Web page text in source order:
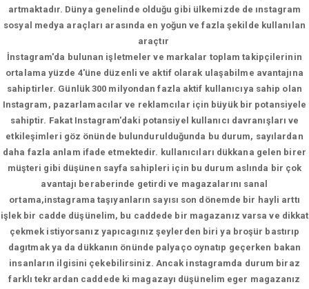
artmaktadır. Dünya genelinde olduğu gibi ülkemizde de ınstagram
sosyal medya araçları arasında en yoğun ve fazla şekilde kullanılan
araçtır
İnstagram'da bulunan işletmeler ve markalar toplam takipçilerinin
ortalama yüzde 4'üne düzenli ve aktif olarak ulaşabilme avantajına
sahiptirler. Günlük 300 milyondan fazla aktif kullanıcıya sahip olan
Instagram, pazarlamacılar ve reklamcılar için büyük bir potansiyele
sahiptir. Fakat Instagram'daki potansiyel kullanıcı davranışları ve
etkileşimleri göz önünde bulundurulduğunda bu durum, sayılardan
daha fazla anlam ifade etmektedir. kullanıcıları dükkana gelen birer
müşteri gibi düşünen sayfa sahipleri için bu durum aslında bir çok
avantajı beraberinde getirdi ve magazalarını sanal
ortama,instagrama taşıyanların sayısı son dönemde bir hayli arttı
işlek bir cadde düşünelim, bu caddede bir magazanız varsa ve dikkat
çekmek istiyorsanız yapıcagınız şeylerden biri ya broşür bastırıp
dagıtmak ya da dükkanın önünde palyaço oynatıp geçerken bakan
insanların ilgisini çekebilirsiniz. Ancak instagramda durum biraz
farklı tekrardan caddede ki magazayı düşünelim eger magazanız